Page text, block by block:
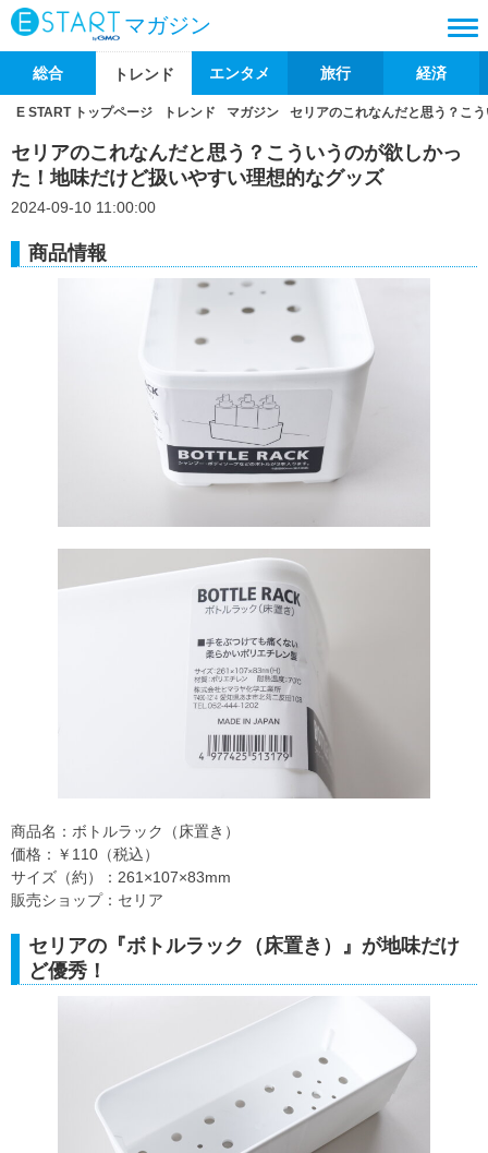
マガジン
総合 トレンド エンタメ 旅行 経済
E START トップページ トレンド マガジン セリアのこれなんだと思う？こ
セリアのこれなんだと思う？こういうのが欲しかっ
た！地味だけど扱いやすい理想的なグッズ
2024-09-10 11:00:00
商品情報
商品名：ボトルラック（床置き）
価格：￥110（税込）
サイズ（約）：261×107×83mm
販売ショップ：セリア
セリアの『ボトルラック（床置き）』が地味だけ
ど優秀！